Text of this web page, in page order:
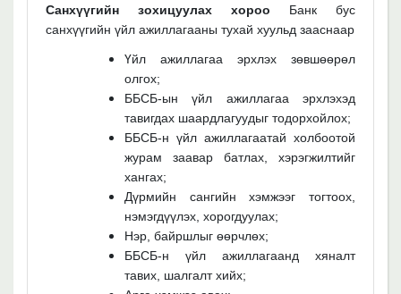
Санхүүгийн зохицуулах хороо Банк бус
санхүүгийн үйл ажиллагааны тухай хуульд зааснаар
Үйл ажиллагаа эрхлэх зөвшөөрөл
олгох;
ББСБ-ын үйл ажиллагаа эрхлэхэд
тавигдах шаардлагуудыг тодорхойлох;
ББСБ-н үйл ажиллагаатай холбоотой
журам заавар батлах, хэрэгжилтийг
хангах;
Дүрмийн сангийн хэмжээг тогтоох,
нэмэгдүүлэх, хорогдуулах;
Нэр, байршлыг өөрчлөх;
ББСБ-н үйл ажиллагаанд хяналт
тавих, шалгалт хийх;